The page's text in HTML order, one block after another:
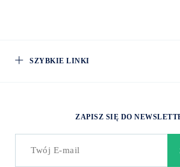
SZYBKIE LINKI
ZAPISZ SIĘ DO